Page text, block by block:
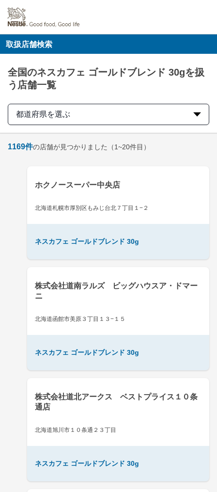
取扱店舗検索
全国のネスカフェ ゴールドブレンド 30gを扱
う店舗一覧
都道府県を選ぶ
1169件の店舗が見つかりました （1~20件目）
ホクノースーパー中央店
北海道札幌市厚別区もみじ台北７丁目１−２
ネスカフェ ゴールドブレンド 30g
株式会社道南ラルズ ビッグハウスア・ドマー
ニ
北海道函館市美原３丁目１３−１５
ネスカフェ ゴールドブレンド 30g
株式会社道北アークス ベストプライス１０条
通店
北海道旭川市１０条通２３丁目
ネスカフェ ゴールドブレンド 30g